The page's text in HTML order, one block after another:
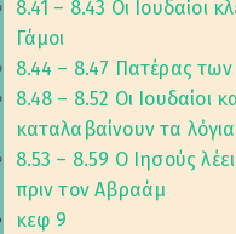
8.41 – 8.43 Οι Ιουδαίοι
Γάμοι
8.44 – 8.47 Πατέρας των
8.48 – 8.52 Οι Ιουδαίοι
καταλαβαίνουν τα
8.53 – 8.59 Ο Ιησούς
πριν τον Αβραάμ
κεφ 9